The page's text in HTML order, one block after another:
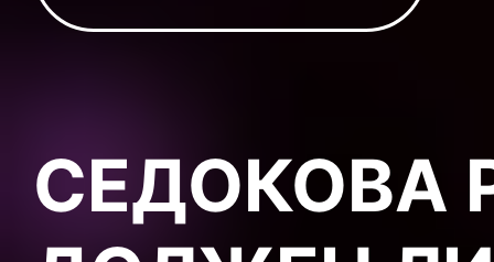
СЕДОКОВА